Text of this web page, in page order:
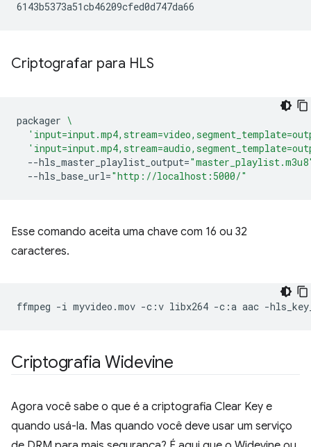
Criptografar para HLS
packager \
--hls_master_playlist_output=
--hls_base_url="http://localhost:5000/"
Esse comando aceita uma chave com 16 ou 32
caracteres.
ffmpeg -i myvideo.mov -c:v libx264 -c:a aac -
Criptografia Widevine
Agora você sabe o que é a criptografia Clear Key e
quando usá-la. Mas quando você deve usar um serviço